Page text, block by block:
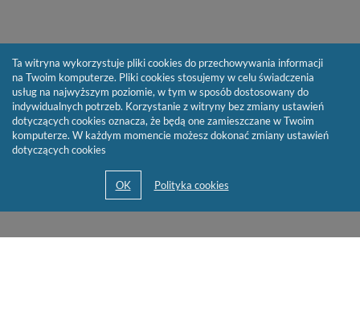
Ta witryna wykorzystuje pliki cookies do przechowywania informacji
na Twoim komputerze. Pliki cookies stosujemy w celu świadczenia
usług na najwyższym poziomie, w tym w sposób dostosowany do
indywidualnych potrzeb. Korzystanie z witryny bez zmiany ustawień
dotyczących cookies oznacza, że będą one zamieszczane w Twoim
komputerze. W każdym momencie możesz dokonać zmiany ustawień
dotyczących cookies